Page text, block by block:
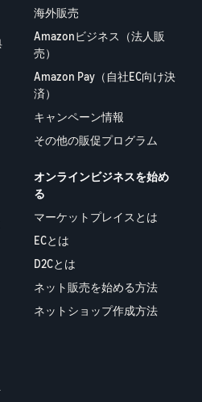
海外販売
Amazonビジネス（法人販
売）
Amazon Pay（自社EC向け決
済）
キャンペーン情報
その他の販促プログラム
オンラインビジネスを始め
る
マーケットプレイスとは
ECとは
D2Cとは
ネット販売を始める方法
ネットショップ作成方法